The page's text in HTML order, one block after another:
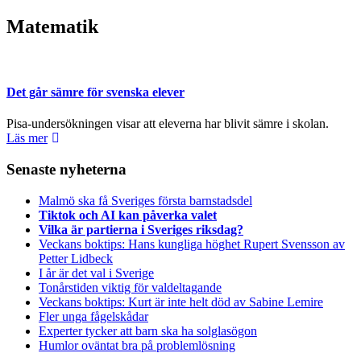
Matematik
Det går sämre för svenska elever
Pisa-undersökningen visar att eleverna har blivit sämre i skolan.
Läs mer
Senaste nyheterna
Malmö ska få Sveriges första barnstadsdel
Tiktok och AI kan påverka valet
Vilka är partierna i Sveriges riksdag?
Veckans boktips: Hans kungliga höghet Rupert Svensson av
Petter Lidbeck
I år är det val i Sverige
Tonårstiden viktig för valdeltagande
Veckans boktips: Kurt är inte helt död av Sabine Lemire
Fler unga fågelskådar
Experter tycker att barn ska ha solglasögon
Humlor oväntat bra på problemlösning